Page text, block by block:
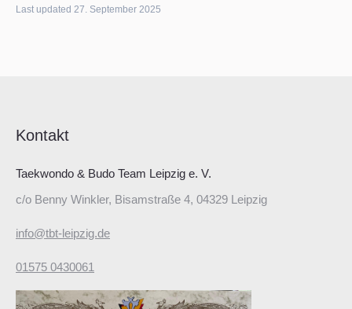
Last updated 27. September 2025
Kontakt
Taekwondo & Budo Team Leipzig e. V.
c/o Benny Winkler, Bisamstraße 4, 04329 Leipzig
info@tbt-leipzig.de
01575 0430061